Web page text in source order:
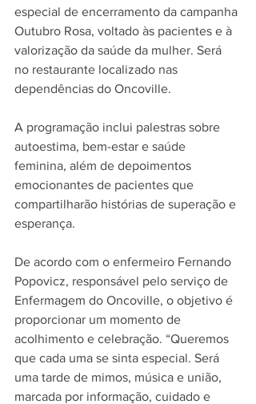
especial de encerramento da campanha
Outubro Rosa, voltado às pacientes e à
valorização da saúde da mulher. Será
no restaurante localizado nas
dependências do Oncoville.
A programação inclui palestras sobre
autoestima, bem-estar e saúde
feminina, além de depoimentos
emocionantes de pacientes que
compartilharão histórias de superação e
esperança.
De acordo com o enfermeiro Fernando
Popovicz, responsável pelo serviço de
Enfermagem do Oncoville, o objetivo é
proporcionar um momento de
acolhimento e celebração. “Queremos
que cada uma se sinta especial. Será
uma tarde de mimos, música e união,
marcada por informação, cuidado e